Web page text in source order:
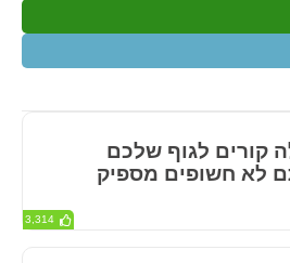
קורים לגוף שלכם
לא חשופים מספיק
3,314